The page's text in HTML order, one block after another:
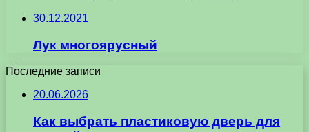
30.12.2021
Лук многоярусный
Последние записи
20.06.2026
Как выбрать пластиковую дверь для